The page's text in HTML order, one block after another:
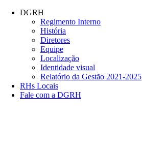
Conteúdo principal
DGRH
Regimento Interno
História
Diretores
Equipe
Localização
Identidade visual
Relatório da Gestão 2021-2025
RHs Locais
Fale com a DGRH